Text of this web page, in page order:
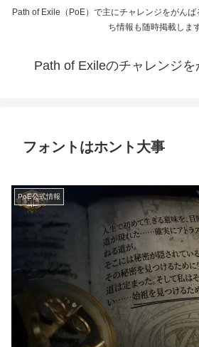
Path of Exile（PoE）で主にチャレンジをがん
ち情報も随時掲載します
Path of Exileのチャレンジ
フォントはホント大事
PoE公式情報